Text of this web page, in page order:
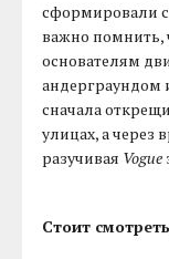
сформировали
важно помнить,
основателям
андерграундом
сначала
улицах, а через
разучивая Vogue
Стоит